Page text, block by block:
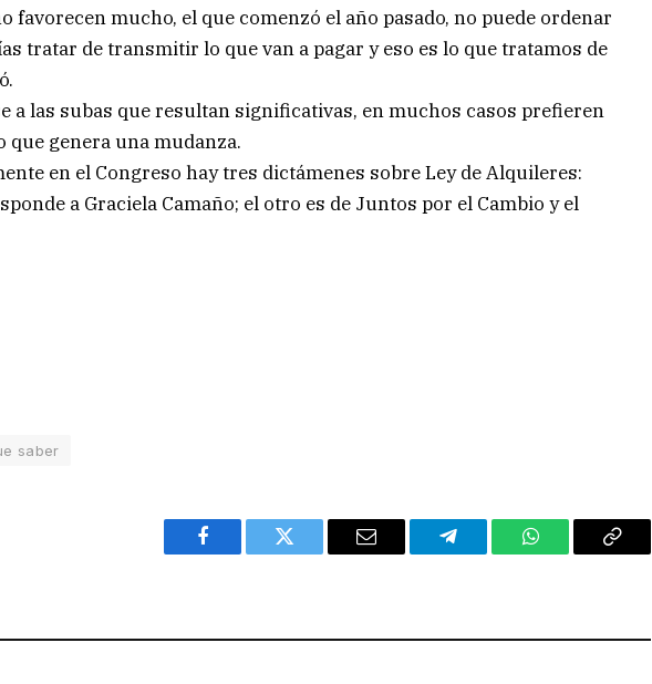
favorecen mucho, el que comenzó el año pasado, no puede ordenar
tratar de transmitir lo que van a pagar y eso es lo que tratamos de
a las subas que resultan significativas, en muchos casos prefieren
genera una mudanza.
en el Congreso hay tres dictámenes sobre Ley de Alquileres:
a Graciela Camaño; el otro es de Juntos por el Cambio y el
saber
Facebook Twitter Email Telegram WhatsAppCopy